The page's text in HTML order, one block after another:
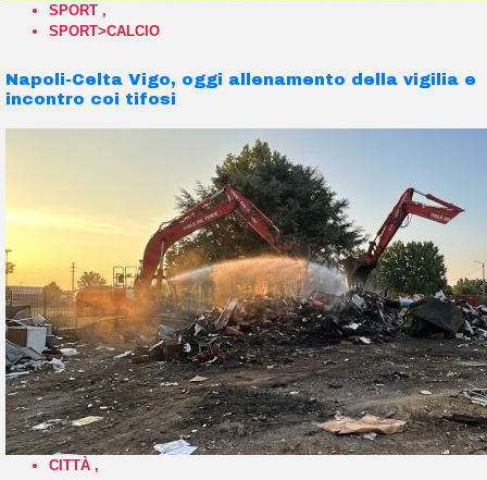
SPORT ,
SPORT>CALCIO
Napoli-Celta Vigo, oggi allenamento della vigilia e
incontro coi tifosi
CITTÀ ,